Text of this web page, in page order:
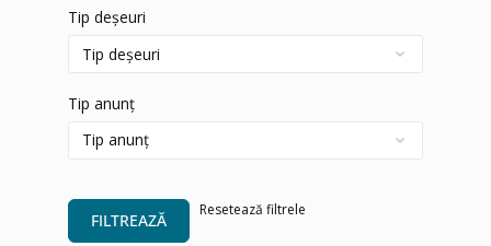
Tip deșeuri
Tip anunț
FILTREAZĂ
Resetează filtrele